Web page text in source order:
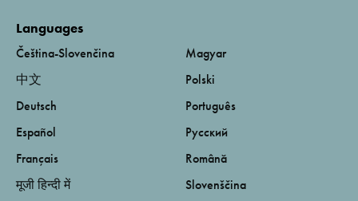
Languages
Čeština-Slovenčina
中文
Deutsch
Español
Français
मूजी हिन्दी में
Magyar
Polski
Português
Русский
Română
Slovenščina